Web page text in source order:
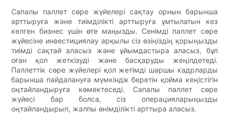
Сапалы паллет сөре жүйелері сақтау орнын барынша
арттыруға және тиімділікті арттыруға ұмтылатын кез
келген бизнес үшін өте маңызды. Сенімді паллет сөре
жүйесіне инвестициялау арқылы сіз өзіңіздің қорыңызды
тиімді сақтай аласыз және ұйымдастыра аласыз, бұл
оған қол жеткізуді және басқаруды жеңілдетеді.
Паллеттік сөре жүйелері қол жетімді шаршы кадрларды
барынша пайдалануға мүмкіндік беретін қойма кеңістігін
оңтайландыруға көмектеседі. Сапалы паллет сөре
жүйесі бар болса, сіз операцияларыңызды
оңтайландырып, жалпы өнімділікті арттыра аласыз.